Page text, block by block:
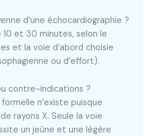
d’une échocardiographie ?
10 et 30 minutes, selon le
et la voie d’abord choisie
ou d’effort).
contre-indications ?
n’existe puisque
rayons X. Seule la voie
un jeûne et une légère